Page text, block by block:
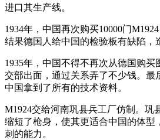
进口其生产线。
1934年，中国再次购买10000门
结果德国人给中国的检验板有缺陷，
1935年，中国不得不再次从德国购
交部出面，通过关系弄了不少钱。最
中国拿到了所有的技术资料。
M1924交给河南巩县兵工厂仿制。巩
缩短了枪身，使其更适合中国的体型
刺的能力。